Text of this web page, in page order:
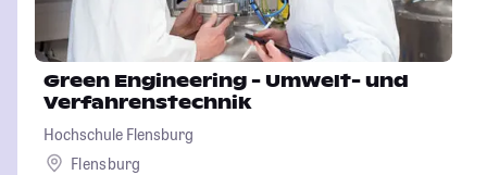
Green Engineering - Umwelt- und
Verfahrenstechnik
Hochschule Flensburg
Flensburg